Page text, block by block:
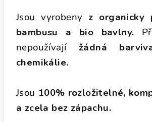
Jsou vyrobeny z organicky
bambusu a bio bavlny.
nepoužívají žádná
chemikálie.
Jsou 100% rozložitelné,
a zcela bez zápachu.